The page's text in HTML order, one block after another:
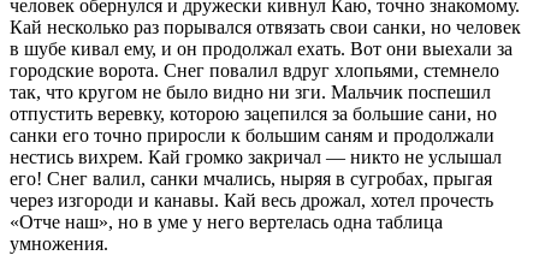
человек обернулся и дружески кивнул Каю, точно знакомому.
Кай несколько раз порывался отвязать свои санки, но человек
в шубе кивал ему, и он продолжал ехать. Вот они выехали за
городские ворота. Снег повалил вдруг хлопьями, стемнело
так, что кругом не было видно ни зги. Мальчик поспешил
отпустить веревку, которою зацепился за большие сани, но
санки его точно приросли к большим саням и продолжали
нестись вихрем. Кай громко закричал — никто не услышал
его! Снег валил, санки мчались, ныряя в сугробах, прыгая
через изгороди и канавы. Кай весь дрожал, хотел прочесть
«Отче наш», но в уме у него вертелась одна таблица
умножения.